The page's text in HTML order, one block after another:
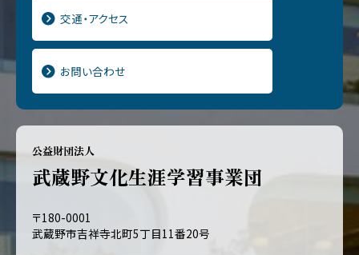
交通・アクセス
お問い合わせ
公益財団法人
武蔵野文化生涯学習事業団
〒180-0001
武蔵野市吉祥寺北町5丁目11番20号